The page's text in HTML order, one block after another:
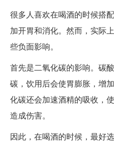
很多人喜欢在喝酒的时候搭
加开胃和消化。然而，实际
些负面影响。
首先是二氧化碳的影响。碳
碳，饮用后会使胃膨胀，增
化碳还会加速酒精的吸收，
造成伤害。
因此，在喝酒的时候，最好